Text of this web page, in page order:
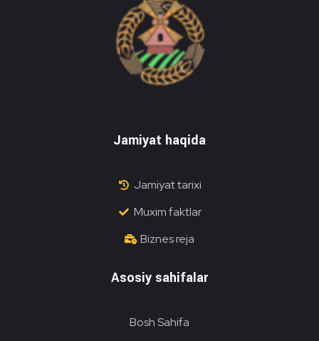
Jamiyat haqida
Jamiyat tarixi
Muxim faktlar
Biznes reja
Asosiy sahifalar
Bosh Sahifa